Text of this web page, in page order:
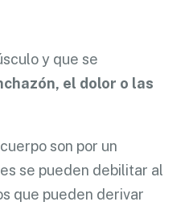
y que se
el dolor o las
son por un
se pueden debilitar al
que pueden derivar